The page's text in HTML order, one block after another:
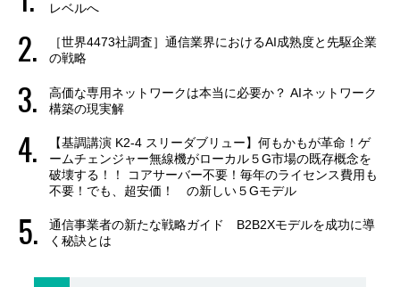
レベルへ
［世界4473社調査］通信業界におけるAI成熟度と先駆企業
の戦略
高価な専用ネットワークは本当に必要か？ AIネットワーク
構築の現実解
【基調講演 K2-4 スリーダブリュー】何もかもが革命！ゲ
ームチェンジャー無線機がローカル５G市場の既存概念を
破壊する！！ コアサーバー不要！毎年のライセンス費用も
不要！でも、超安価！ の新しい５Gモデル
通信事業者の新たな戦略ガイド B2B2Xモデルを成功に導
く秘訣とは